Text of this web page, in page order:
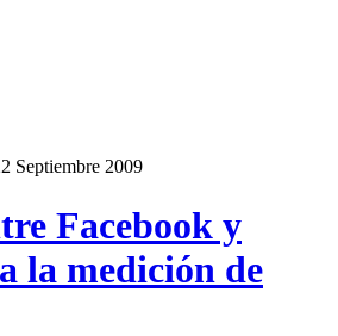
Septiembre 2009
Facebook y
la medición de